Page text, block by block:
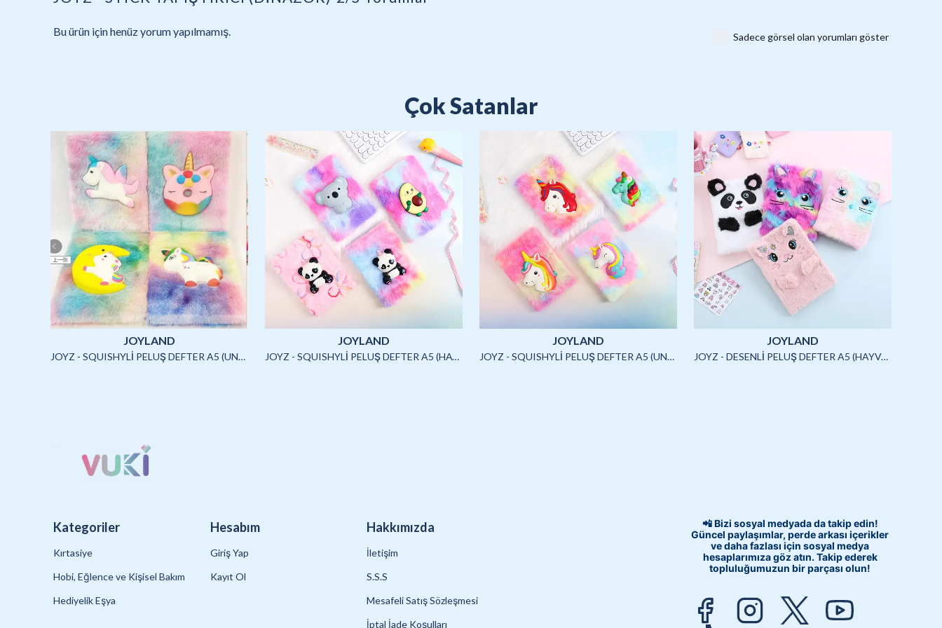
Bu ürün için henüz yorum yapılmamış. Sadece görsel olan yorumları göster
Çok Satanlar
JOYLAND
JOYZ - SQUISHYLİ PELUŞ DEFTER A5 (UNICORN2)-4/S
JOYLAND
JOYZ - SQUISHYLİ PELUŞ DEFTER A5 (HAYVANLAR)-4/S
JOYLAND
JOYZ - SQUISHYLİ PELUŞ DEFTER A5 (UNICORN)-4/S
JOYLAND
JOYZ - DESENLİ PELUŞ DEFTER A5 (HAYVANLAR)-3/S
Kategoriler
Kırtasiye
Hobi, Eğlence ve Kişisel Bakım
Hediyelik Eşya
Hesabım
Giriş Yap
Kayıt Ol
Hakkımızda
İletişim
S.S.S
Mesafeli Satış Sözleşmesi
İptal İade Koşulları
📲 Bizi sosyal medyada da takip edin!
Güncel paylaşımlar, perde arkası içerikler
ve daha fazlası için sosyal medya
hesaplarımıza göz atın. Takip ederek
topluluğumuzun bir parçası olun!